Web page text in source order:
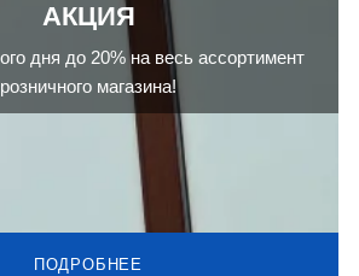
АКЦИЯ
дня до 20% на весь ассортимент
розничного магазина!
ПОДРОБНЕЕ